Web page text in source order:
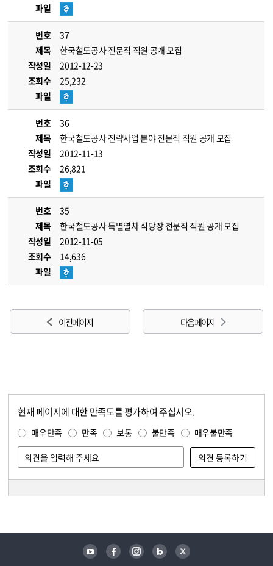
파일
번호
37
제목
한국철도공사 전문직 직원 공개 모집
작성일
2012-12-23
조회수
25,232
파일
번호
36
제목
한국철도공사 전략사업 분야 전문직 직원 공개 모집
작성일
2012-11-13
조회수
26,821
파일
번호
35
제목
한국철도공사 특별열차 식당장 전문직 직원 공개 모집
작성일
2012-11-05
조회수
14,636
파일
이전 페이지 다음 페이지
현재 페이지에 대한 만족도를 평가하여 주십시오.
매우만족 만족 보통 불만족 매우불만족
유튜브 페이스북 인스타그램 블로그 트위터